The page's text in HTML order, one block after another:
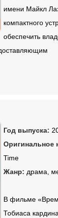
имени Майкл
компактного
обеспечить
Год выпуска:
Оригинальное
Time
Жанр: драма,
В фильме
Тобиаса